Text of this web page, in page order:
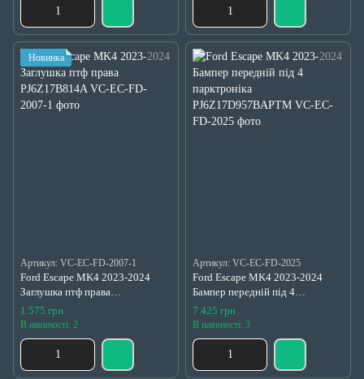
Новинка
Артикул: VC-EC-FD-2007-1
Ford Escape MK4 2023-2024
Заглушка птф права
PJ6Z17B814A
1 575 грн
В наявності: 2
Артикул: VC-EC-FD-2025
Ford Escape MK4 2023-2024
Бампер передній під 4
парктроніка
PJ6Z17D957BAPTM
7 425 грн
В наявності: 3